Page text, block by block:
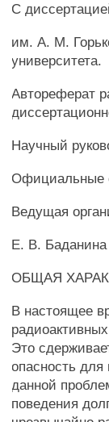
С
им. А. М.
университета.
Автореферат
Научный
Официальные
Ведущая
Е. В. Баданина
ОБЩАЯ
В настоящее
Это
опасность
данной
поведения